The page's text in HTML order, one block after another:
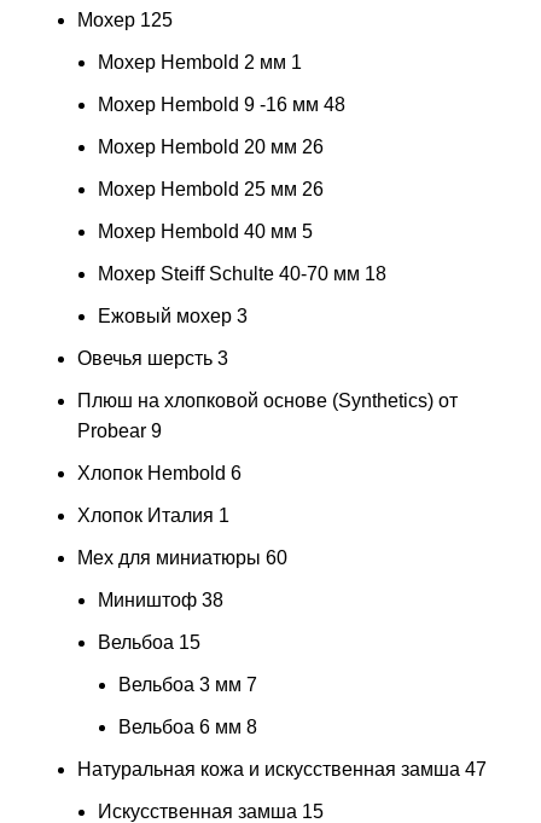
Мохер 125
Мохер Hembold 2 мм 1
Мохер Hembold 9 -16 мм 48
Мохер Hembold 20 мм 26
Мохер Hembold 25 мм 26
Мохер Hembold 40 мм 5
Мохер Steiff Schulte 40-70 мм 18
Ежовый мохер 3
Овечья шерсть 3
Плюш на хлопковой основе (Synthetics) от
Probear 9
Хлопок Hembold 6
Хлопок Италия 1
Мех для миниатюры 60
Миништоф 38
Вельбоа 15
Вельбоа 3 мм 7
Вельбоа 6 мм 8
Натуральная кожа и искусственная замша 47
Искусственная замша 15